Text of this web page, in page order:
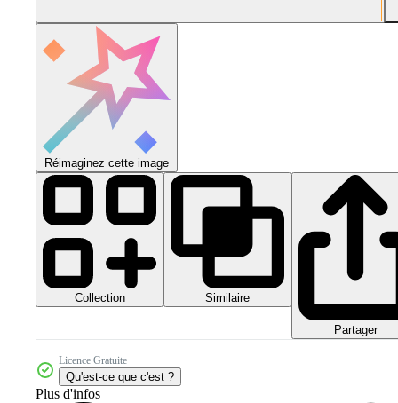
Réimaginez cette image
Collection Similaire
Partager
Licence Gratuite
Qu'est-ce que c'est ?
Plus d'infos